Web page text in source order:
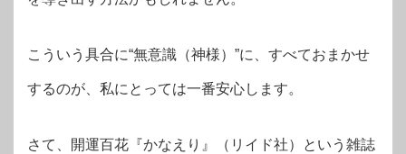
こういう具合に“無意識（神様）”に、すべておまかせ
するのが、私にとっては一番安心します。
さて、開運百花『かなえり』（リイド社）という雑誌